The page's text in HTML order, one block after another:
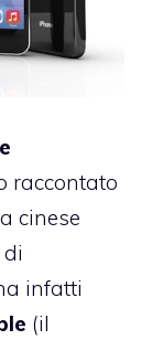
raccontato
cinese
infatti
(il